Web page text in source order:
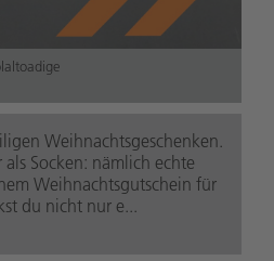
Weihnachtsgeschenken.
als Socken: nämlich echte
Weihnachtsgutschein für
du nicht nur e...